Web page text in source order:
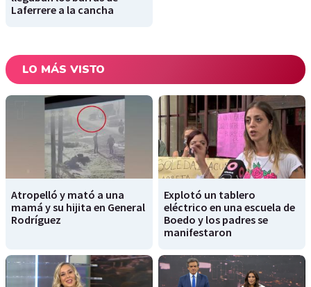
Laferrere a la cancha
LO MÁS VISTO
Atropelló y mató a una
mamá y su hijita en General
Rodríguez
Explotó un tablero
eléctrico en una escuela de
Boedo y los padres se
manifestaron